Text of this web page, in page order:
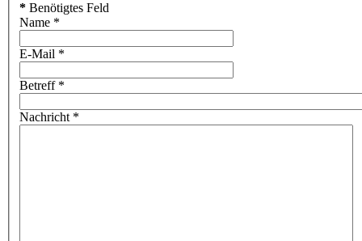
* Benötigtes Feld
Name *
E-Mail *
Betreff*
Nachricht*